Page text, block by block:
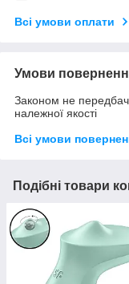
Всі умови оплати
Умови
Законом не
належної якості
Всі умови
Подібні товари